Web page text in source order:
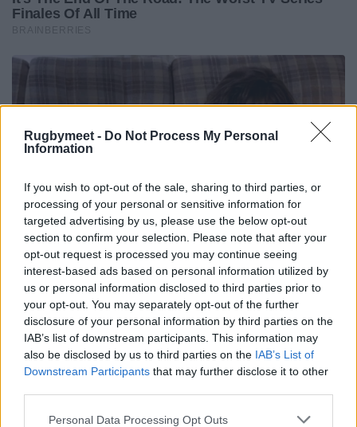
Rugbymeet - Do Not Process My Personal
Information
If you wish to opt-out of the sale, sharing to third parties, or
processing of your personal or sensitive information for
targeted advertising by us, please use the below opt-out
section to confirm your selection. Please note that after your
opt-out request is processed you may continue seeing
interest-based ads based on personal information utilized by
us or personal information disclosed to third parties prior to
your opt-out. You may separately opt-out of the further
disclosure of your personal information by third parties on the
IAB’s list of downstream participants. This information may
also be disclosed by us to third parties on the IAB’s List of
Downstream Participants that may further disclose it to other
Personal Data Processing Opt Outs